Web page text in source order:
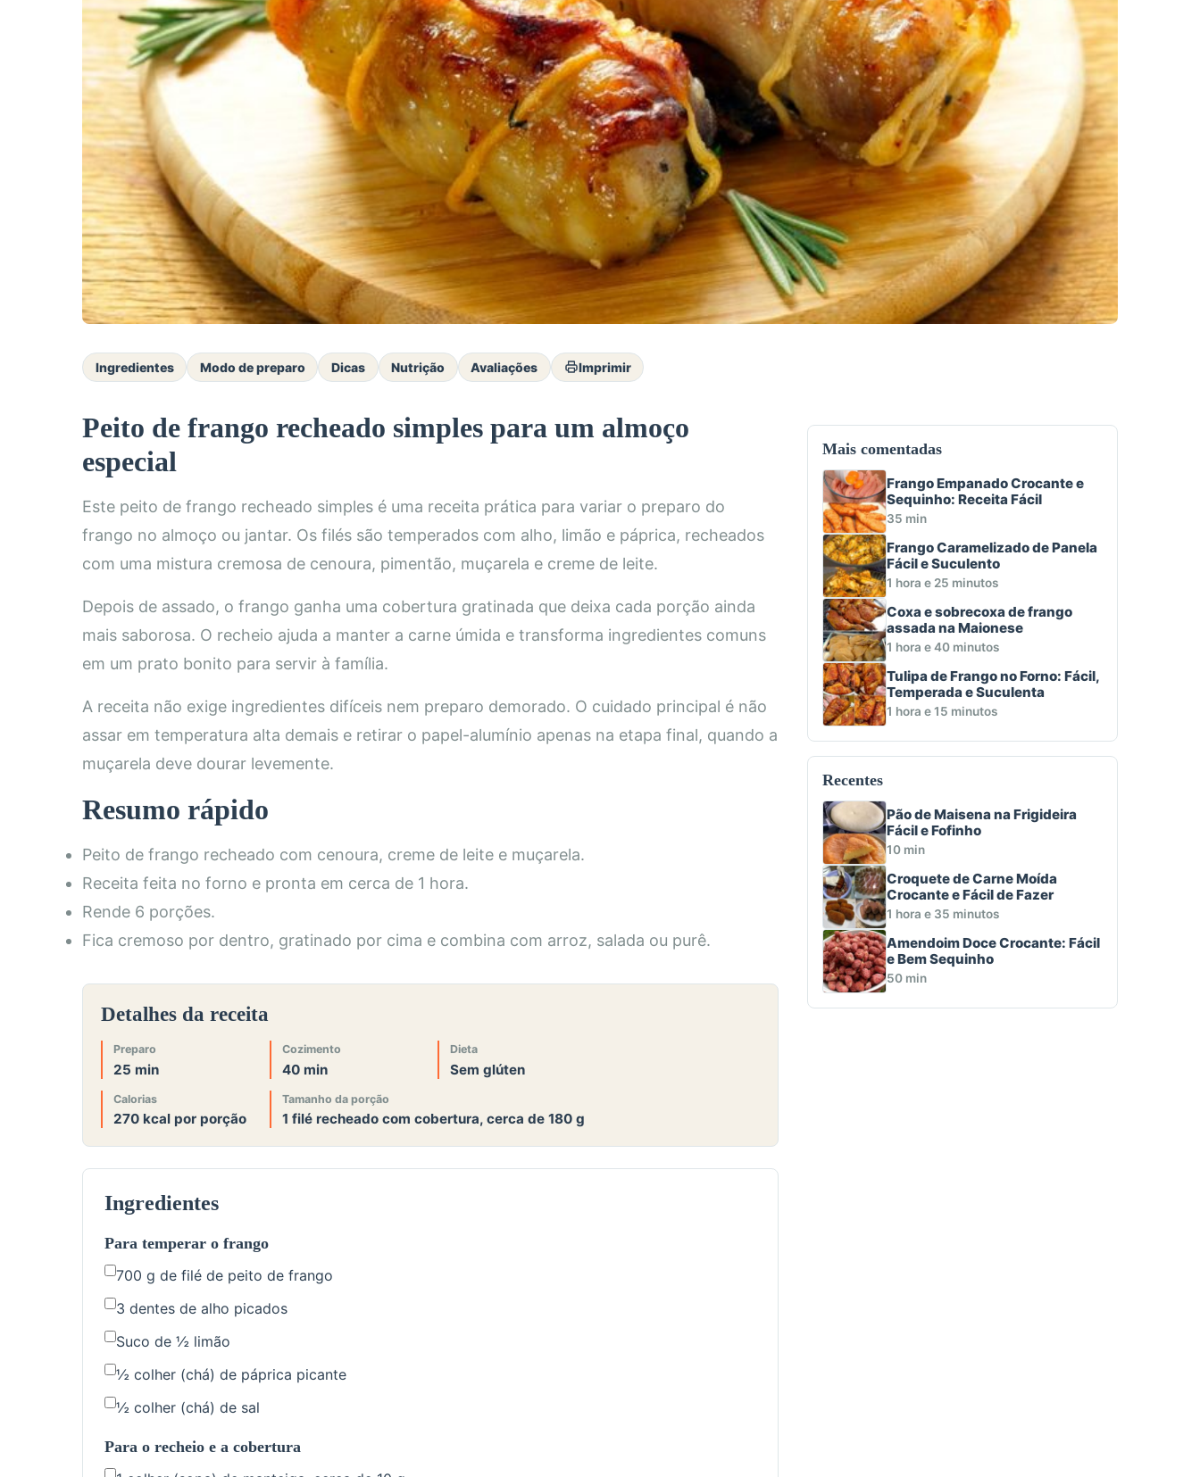
Ingredientes Modo de preparo Dicas Nutrição Avaliações Imprimir
Mais comentadas
Frango Empanado Crocante e
Sequinho: Receita Fácil
35 min
Frango Caramelizado de Panela
Fácil e Suculento
1 hora e 25 minutos
Coxa e sobrecoxa de frango
assada na Maionese
1 hora e 40 minutos
Tulipa de Frango no Forno: Fácil,
Temperada e Suculenta
1 hora e 15 minutos
Recentes
Pão de Maisena na Frigideira
Fácil e Fofinho
10 min
Croquete de Carne Moída
Crocante e Fácil de Fazer
1 hora e 35 minutos
Amendoim Doce Crocante: Fácil
e Bem Sequinho
50 min
Peito de frango recheado simples para um almoço
especial
Este peito de frango recheado simples é uma receita prática para variar o preparo do
frango no almoço ou jantar. Os filés são temperados com alho, limão e páprica, recheados
com uma mistura cremosa de cenoura, pimentão, muçarela e creme de leite.
Depois de assado, o frango ganha uma cobertura gratinada que deixa cada porção ainda
mais saborosa. O recheio ajuda a manter a carne úmida e transforma ingredientes comuns
em um prato bonito para servir à família.
A receita não exige ingredientes difíceis nem preparo demorado. O cuidado principal é não
assar em temperatura alta demais e retirar o papel-alumínio apenas na etapa final, quando a
muçarela deve dourar levemente.
Resumo rápido
Peito de frango recheado com cenoura, creme de leite e muçarela.
Receita feita no forno e pronta em cerca de 1 hora.
Rende 6 porções.
Fica cremoso por dentro, gratinado por cima e combina com arroz, salada ou purê.
Detalhes da receita
Preparo
25 min
Cozimento
40 min
Dieta
Sem glúten
Calorias
270 kcal por porção
Tamanho da porção
1 filé recheado com cobertura, cerca de 180 g
Ingredientes
Para temperar o frango
700 g de filé de peito de frango
3 dentes de alho picados
Suco de ½ limão
½ colher (chá) de páprica picante
½ colher (chá) de sal
Para o recheio e a cobertura